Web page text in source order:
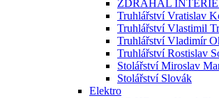
ZDRÁHAL
Truhlářství Vratislav
Truhlářství Vlastimil
Truhlářství Vladimír
Truhlářství Rostislav
Stolářství Miroslav
Stolářství Slovák
Elektro